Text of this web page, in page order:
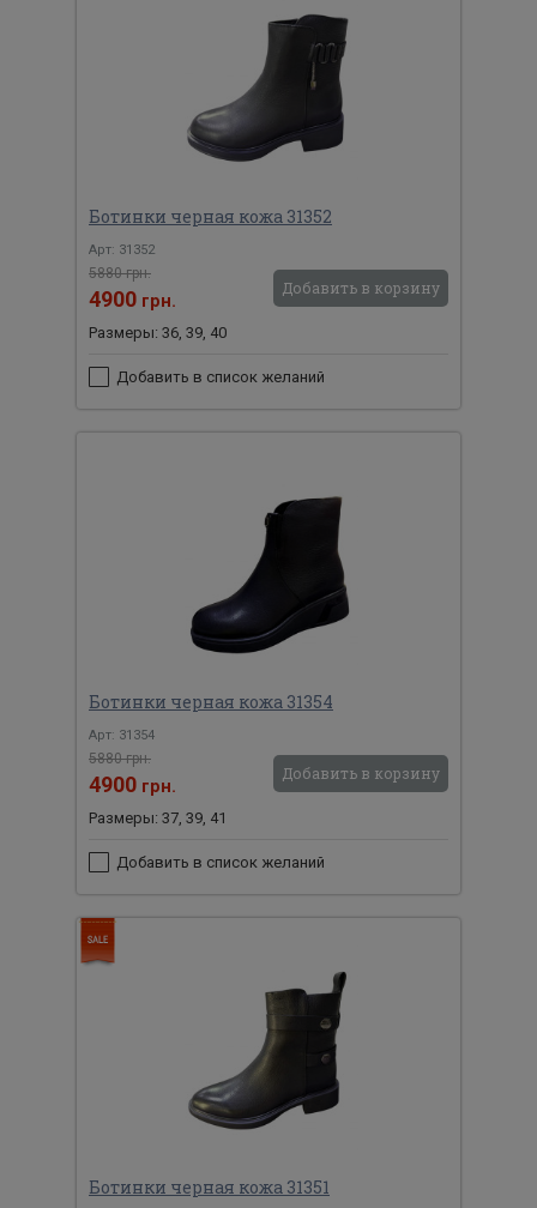
Ботинки черная кожа 31352
Арт: 31352
5880 грн.
4900 грн.
Добавить в корзину
Размеры: 36, 39, 40
Добавить в список желаний
Ботинки черная кожа 31354
Арт: 31354
5880 грн.
4900 грн.
Добавить в корзину
Размеры: 37, 39, 41
Добавить в список желаний
Ботинки черная кожа 31351